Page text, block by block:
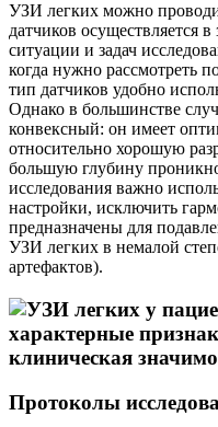
УЗИ легких можно
датчиков осуществляется
ситуации и задач
когда нужно рассмотреть
тип датчиков удобно
Однако в большинстве
конвексный: он имеет
относительно хорошую
большую глубину
исследования важно
настройки, исключить
предназначены для
УЗИ легких в немалой
артефактов).
Протоколы